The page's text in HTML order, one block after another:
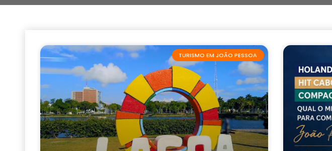
TURISMO EM JOÃO PESSOA